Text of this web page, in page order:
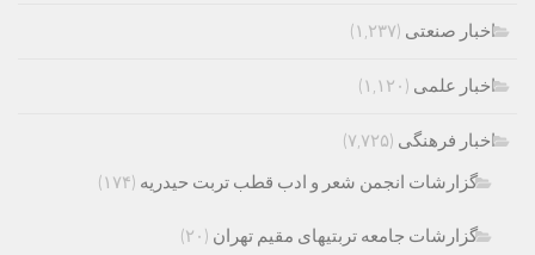
اخبار صنعتی (۱,۲۳۷)
اخبار علمی (۱,۱۲۰)
اخبار فرهنگی (۷,۷۲۵)
گزارشات انجمن شعر و ادب قطب تربت حیدریه (۱۷۴)
گزارشات جامعه تربتیهای مقیم تهران (۲۰)